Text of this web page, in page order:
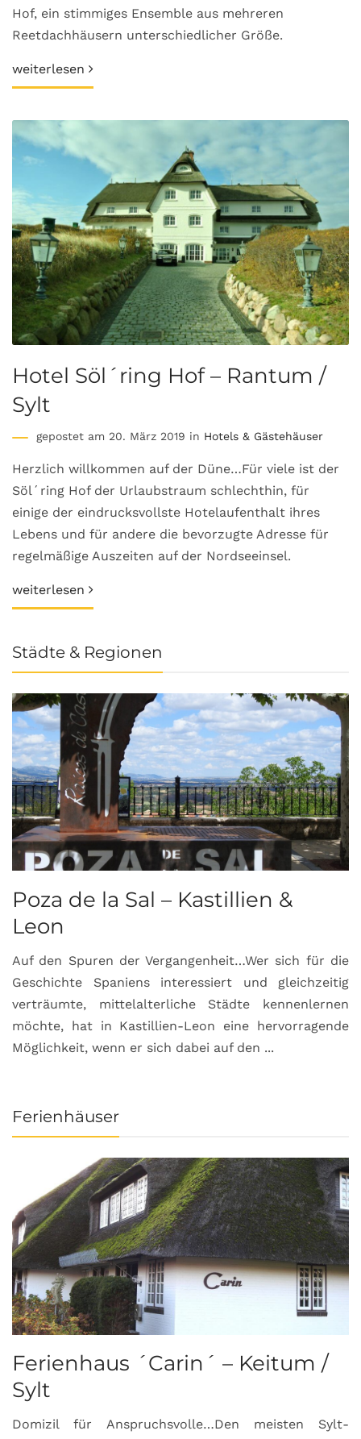
Hof, ein stimmiges Ensemble aus mehreren
Reetdachhäusern unterschiedlicher Größe.
weiterlesen
Hotel Söl´ring Hof – Rantum /
Sylt
gepostet am 20. März 2019 in Hotels & Gästehäuser
Herzlich willkommen auf der Düne…Für viele ist der
Söl´ring Hof der Urlaubstraum schlechthin, für
einige der eindrucksvollste Hotelaufenthalt ihres
Lebens und für andere die bevorzugte Adresse für
regelmäßige Auszeiten auf der Nordseeinsel.
weiterlesen
Städte & Regionen
Poza de la Sal – Kastillien &
Leon
Auf den Spuren der Vergangenheit…Wer sich für die
Geschichte Spaniens interessiert und gleichzeitig
verträumte, mittelalterliche Städte kennenlernen
möchte, hat in Kastillien-Leon eine hervorragende
Möglichkeit, wenn er sich dabei auf den ...
Ferienhäuser
Ferienhaus ´Carin´ – Keitum /
Sylt
Domizil für Anspruchsvolle…Den meisten Sylt-